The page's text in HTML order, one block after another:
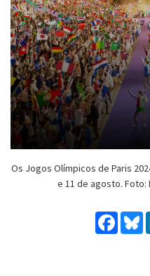
Os Jogos Olímpicos de Paris
e 11 de agosto. Foto: